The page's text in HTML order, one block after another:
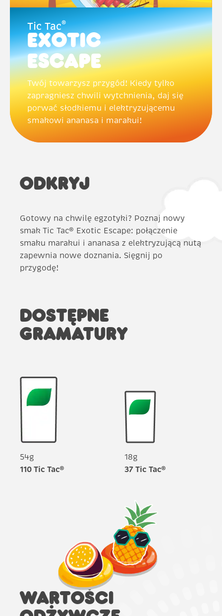
Tic Tac®
Exotic
Escape
Twój towarzysz przygód! Kiedy tylko
zapragniesz chwili wytchnienia, daj się
porwać słodkiemu i elektryzującemu
smakowi ananasa i marakui!
ODKRYJ
Gotowy na chwilę egzotyki? Poznaj nowy
smak Tic Tac® Exotic Escape: połączenie
smaku marakui i ananasa z elektryzującą nutą
zapewnia nowe doznania. Sięgnij po
przygodę!
WARTOŚCI
DOSTĘPNE
GRAMATURY
54g
110 Tic Tac®
18g
37 Tic Tac®